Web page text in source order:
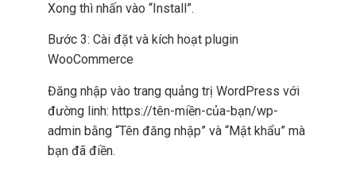
Xong thì nhấn vào “Install”.
Bước 3: Cài đặt và kích hoạt plugin
WooCommerce
Đăng nhập vào trang quảng trị WordPress với
đường linh: https://tên-miền-của-bạn/wp-
admin bằng “Tên đăng nhập” và “Mật khẩu” mà
bạn đã điền.